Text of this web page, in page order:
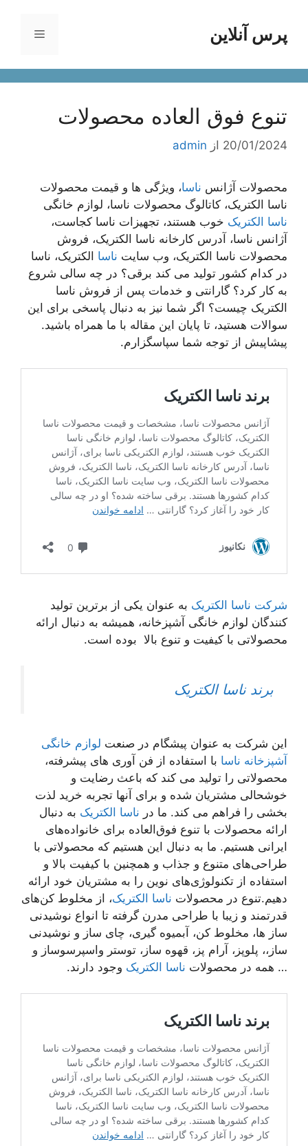
پرس آنلاین فهرست
تنوع فوق العاده محصولات
20/01/2024 ازadmin
محصولات آژانسناسا ، ویژگی ها و قیمت محصولات
ناسا الکتریک، کاتالوگ محصولات ناسا، لوازم خانگی
ناسا الکتریکخوب هستند، تجهیزات ناسا کجاست،
آژانس ناسا، آدرس کارخانه ناسا الکتریک، فروش
محصولات ناسا الکتریک، وب سایتناسا الکتریک، ناسا
در کدام کشور تولید می کند برقی؟ در چه سالی شروع
به کار کرد؟ گارانتی و خدمات پس از فروش ناسا
الکتریک چیست؟ اگر شما نیز به دنبال پاسخی برای این
سوالات هستید، تا پایان این مقاله با ما همراه باشید.
پیشاپیش از توجه شما سپاسگزارم.
شرکت ناسا الکتریکبه عنوان یکی از برترین تولید
کنندگان لوازم خانگی آشپزخانه، همیشه به دنبال ارائه
محصولاتی با کیفیت و تنوع بالا بوده است.
برند ناسا الکتریک
این شرکت به عنوان پیشگام در صنعتلوازم خانگی
آشپزخانه ناسا با استفاده از فن آوری های پیشرفته،
محصولاتی را تولید می کند که باعث رضایت و
خوشحالی مشتریان شده و برای آنها تجربه خرید لذت
بخشی را فراهم می کند. ما درناسا الکتریکبه دنبال
ارائه محصولات با تنوع فوق‌العاده برای خانواده‌های
ایرانی هستیم. ما به دنبال این هستیم که محصولاتی با
طراحی‌های متنوع و جذاب و همچنین با کیفیت بالا و
استفاده از تکنولوژی‌های نوین را به مشتریان خود ارائه
دهیم.تنوع در محصولاتناسا الکتریک، از مخلوط کن‌های
قدرتمند و زیبا با طراحی مدرن گرفته تا انواع نوشیدنی
ساز ها، مخلوط کن، آبمیوه گیری، چای ساز و نوشیدنی
ساز،، پلوپز، آرام پز، قهوه ساز، توستر واسپرسوساز و
… همه در محصولاتناسا الکتریکوجود دارند.